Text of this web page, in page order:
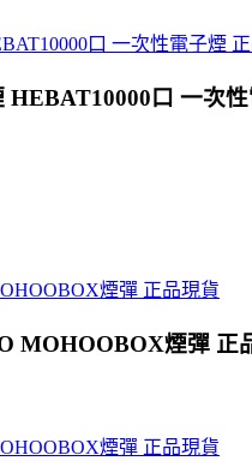
HEBAT10000口 一次
MOHOOBOX煙彈 正